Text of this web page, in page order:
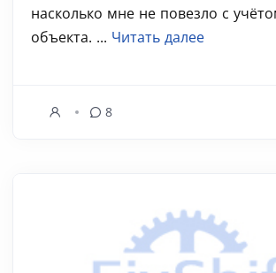
насколько мне не повезло с
объекта. ... Читать далее
8